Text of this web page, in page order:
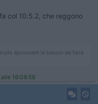
col 10.5.2, che reggono
éprouvent le besoin de faire
16:08:58